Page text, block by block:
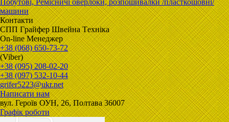
машини
Контакти
CПП Гpaйфep Швeйна Тexнiка
On-line Менеджер
+38 (068) 650-73-72
(Viber)
+38 (095) 208-02-20
+38 (097) 532-10-44
grifer5223@ukr.net
Написати нам
вул. Героїв ОУН, 26, Полтава 36007
Графік роботи